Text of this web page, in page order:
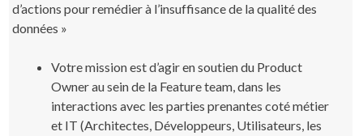
d’actions pour remédier à l’insuffisance de la qualité des
données »
Votre mission est d’agir en soutien du Product
Owner au sein de la Feature team, dans les
interactions avec les parties prenantes coté métier
et IT (Architectes, Développeurs, Utilisateurs, les